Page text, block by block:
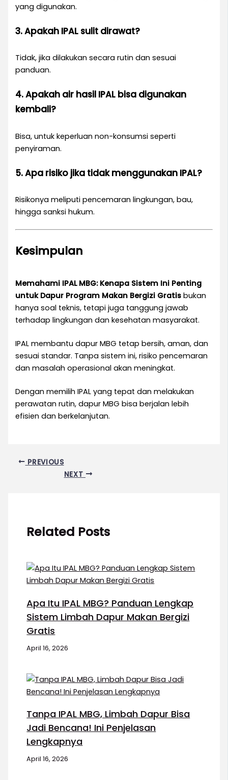
yang digunakan.
3. Apakah IPAL sulit dirawat?
Tidak, jika dilakukan secara rutin dan sesuai
panduan.
4. Apakah air hasil IPAL bisa digunakan
kembali?
Bisa, untuk keperluan non-konsumsi seperti
penyiraman.
5. Apa risiko jika tidak menggunakan IPAL?
Risikonya meliputi pencemaran lingkungan, bau,
hingga sanksi hukum.
Kesimpulan
Memahami IPAL MBG: Kenapa Sistem Ini Penting
untuk Dapur Program Makan Bergizi Gratis bukan
hanya soal teknis, tetapi juga tanggung jawab
terhadap lingkungan dan kesehatan masyarakat.
IPAL membantu dapur MBG tetap bersih, aman, dan
sesuai standar. Tanpa sistem ini, risiko pencemaran
dan masalah operasional akan meningkat.
Dengan memilih IPAL yang tepat dan melakukan
perawatan rutin, dapur MBG bisa berjalan lebih
efisien dan berkelanjutan.
PREVIOUS
NEXT
Related Posts
Apa Itu IPAL MBG? Panduan Lengkap
Sistem Limbah Dapur Makan Bergizi
Gratis
April 16, 2026
Tanpa IPAL MBG, Limbah Dapur Bisa
Jadi Bencana! Ini Penjelasan
Lengkapnya
April 16, 2026